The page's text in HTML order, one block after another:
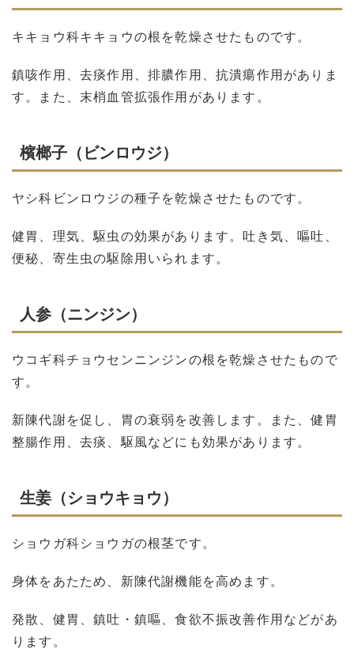
キキョウ科キキョウの根を乾燥させたものです。
鎮咳作用、去痰作用、排膿作用、抗潰瘍作用がありま
す。また、末梢血管拡張作用があります。
檳榔子（ビンロウジ）
ヤシ科ビンロウジの種子を乾燥させたものです。
健胃、理気、駆虫の効果があります。吐き気、嘔吐、
便秘、寄生虫の駆除用いられます。
人参（ニンジン）
ウコギ科チョウセンニンジンの根を乾燥させたもので
す。
新陳代謝を促し、胃の衰弱を改善します。また、健胃
整腸作用、去痰、駆風などにも効果があります。
生姜（ショウキョウ）
ショウガ科ショウガの根茎です。
身体をあたため、新陳代謝機能を高めます。
発散、健胃、鎮吐・鎮嘔、食欲不振改善作用などがあ
ります。